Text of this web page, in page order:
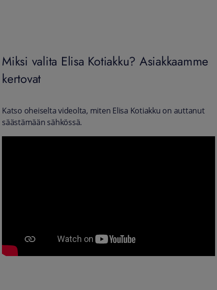
Miksi valita Elisa Kotiakku? Asiakkaamme
kertovat
Katso oheiselta videolta, miten Elisa Kotiakku on auttanut
säästämään sähkössä.